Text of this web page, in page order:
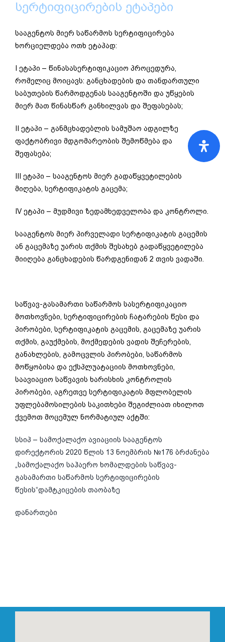
სერტიფიცირების ეტაპები
სააგენტოს მიერ საწარმოს სერტიფიცირება
ხორციელდება ოთხ ეტაპად:
I ეტაპი – წინასასერტიფიკაციო პროცედურა,
რომელიც მოიცავს: განცხადების და თანდართული
საბუთების წარმოდგენას სააგენტოში და უწყების
მიერ მათ წინასწარ განხილვას და შეფასებას;
II ეტაპი – განმცხადებლის სამუშაო ადგილზე
ფაქტობრივი მდგომარეობის შემოწმება და
შეფასება;
III ეტაპი – სააგენტოს მიერ გადაწყვეტილების
მიღება, სერტიფიკატის გაცემა;
IV ეტაპი – მუდმივი ზედამხედველობა და კონტროლი.
სააგენტოს მიერ პირველადი სერტიფიკატის გაცემის
ან გაცემაზე უარის თქმის შესახებ გადაწყვეტილება
მიიღება განცხადების წარდგენიდან 2 თვის ვადაში.
საწვავ-გასამართი საწარმოს სასერტიფიკაციო
მოთხოვნები, სერტიფიცირების ჩატარების წესი და
პირობები, სერტიფიკატის გაცემის, გაცემაზე უარის
თქმის, გაუქმების, მოქმედების ვადის შეჩერების,
განახლების, გამოცვლის პირობები, საწარმოს
მოწყობისა და ექსპლუატაციის მოთხოვნები,
საავიაციო საწვავის ხარისხის კონტროლის
პირობები, აგრეთვე სერტიფიკატის მფლობელის
უფლებამოსილების საკითხები შეგიძლიათ იხილოთ
ქვემოთ მოცემულ ნორმატიულ აქტში:
სსიპ – სამოქალაქო ავიაციის სააგენტოს
დირექტორის 2020 წლის 13 ნოემბრის №176 ბრძანება
„სამოქალაქო საჰაერო ხომალდების საწვავ-
გასამართი საწარმოს სერტიფიცირების
წესის“დამტკიცების თაობაზე
დანართები